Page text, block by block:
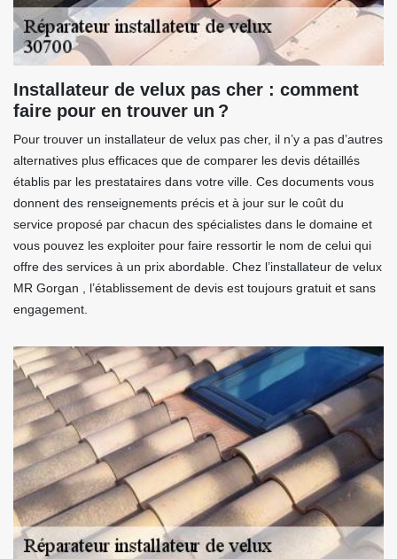
Installateur de velux pas cher : comment
faire pour en trouver un ?
Pour trouver un installateur de velux pas cher, il n’y a pas d’autres
alternatives plus efficaces que de comparer les devis détaillés
établis par les prestataires dans votre ville. Ces documents vous
donnent des renseignements précis et à jour sur le coût du
service proposé par chacun des spécialistes dans le domaine et
vous pouvez les exploiter pour faire ressortir le nom de celui qui
offre des services à un prix abordable. Chez l’installateur de velux
MR Gorgan , l’établissement de devis est toujours gratuit et sans
engagement.